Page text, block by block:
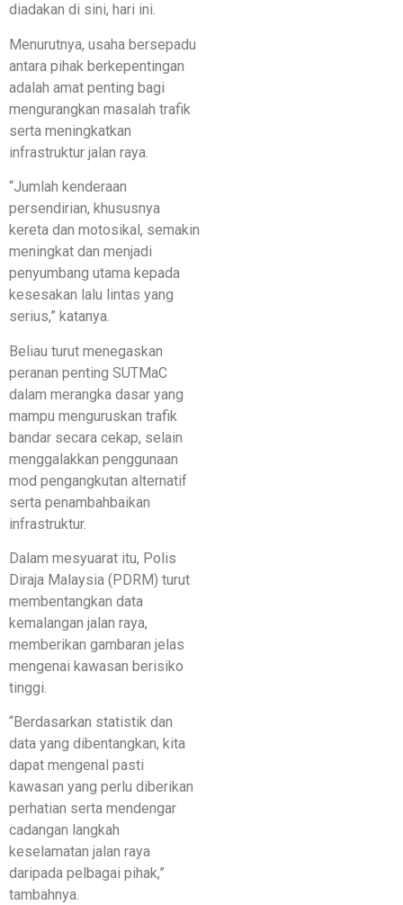
diadakan di sini, hari ini.
Menurutnya, usaha bersepadu
antara pihak berkepentingan
adalah amat penting bagi
mengurangkan masalah trafik
serta meningkatkan
infrastruktur jalan raya.
“Jumlah kenderaan
persendirian, khususnya
kereta dan motosikal, semakin
meningkat dan menjadi
penyumbang utama kepada
kesesakan lalu lintas yang
serius,” katanya.
Beliau turut menegaskan
peranan penting SUTMaC
dalam merangka dasar yang
mampu menguruskan trafik
bandar secara cekap, selain
menggalakkan penggunaan
mod pengangkutan alternatif
serta penambahbaikan
infrastruktur.
Dalam mesyuarat itu, Polis
Diraja Malaysia (PDRM) turut
membentangkan data
kemalangan jalan raya,
memberikan gambaran jelas
mengenai kawasan berisiko
tinggi.
“Berdasarkan statistik dan
data yang dibentangkan, kita
dapat mengenal pasti
kawasan yang perlu diberikan
perhatian serta mendengar
cadangan langkah
keselamatan jalan raya
daripada pelbagai pihak,”
tambahnya.